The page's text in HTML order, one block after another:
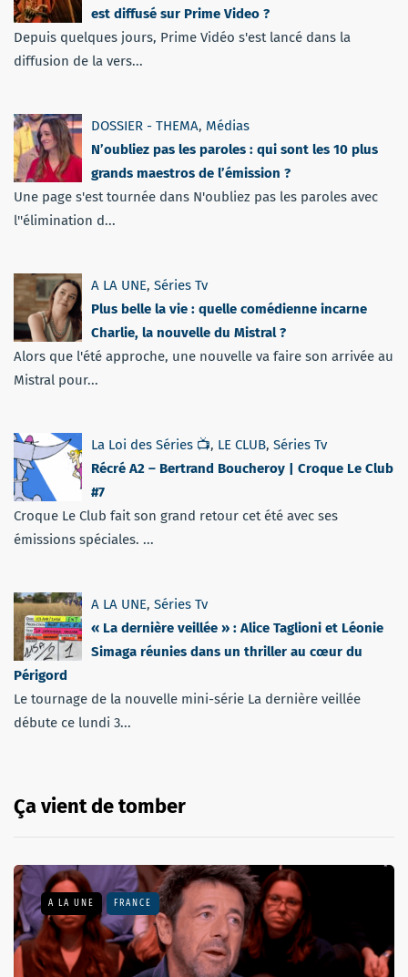
est diffusé sur Prime Video ?
Depuis quelques jours, Prime Vidéo s'est lancé dans la
diffusion de la vers...
DOSSIER - THEMA, Médias
N’oubliez pas les paroles : qui sont les 10 plus
grands maestros de l’émission ?
Une page s'est tournée dans N'oubliez pas les paroles avec
l''élimination d...
A LA UNE, Séries Tv
Plus belle la vie : quelle comédienne incarne
Charlie, la nouvelle du Mistral ?
Alors que l'été approche, une nouvelle va faire son arrivée au
Mistral pour...
La Loi des Séries 📺, LE CLUB, Séries Tv
Récré A2 – Bertrand Boucheroy | Croque Le Club
#7
Croque Le Club fait son grand retour cet été avec ses
émissions spéciales. ...
A LA UNE, Séries Tv
« La dernière veillée » : Alice Taglioni et Léonie
Simaga réunies dans un thriller au cœur du
Périgord
Le tournage de la nouvelle mini-série La dernière veillée
débute ce lundi 3...
Ça vient de tomber
A LA UNE FRANCE